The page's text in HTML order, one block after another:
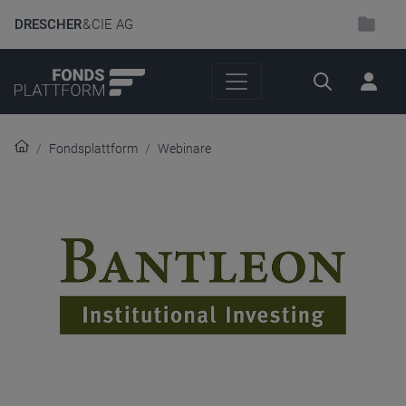
DRESCHER& CIE AG
Suche
Fondsplattform Webinare